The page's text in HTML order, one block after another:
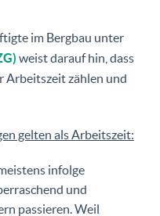
im Bergbau unter
weist darauf hin, dass
Arbeitszeit zählen und
gelten als Arbeitszeit:
infolge
und
passieren. Weil